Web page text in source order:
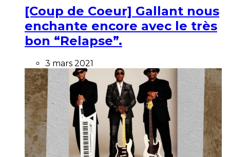
[Coup de Coeur] Gallant nous
enchante encore avec le très
bon “Relapse”.
3 mars 2021